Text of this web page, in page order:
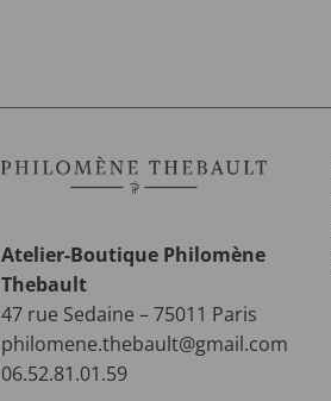
Atelier-Boutique Philomène
Thebault
47 rue Sedaine – 75011 Paris
philomene.thebault@gmail.com
06.52.81.01.59